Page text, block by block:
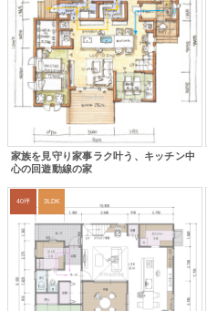
家族を見守り家事ラク叶う、キッチン中
心の回遊動線の家
40坪 3LDK